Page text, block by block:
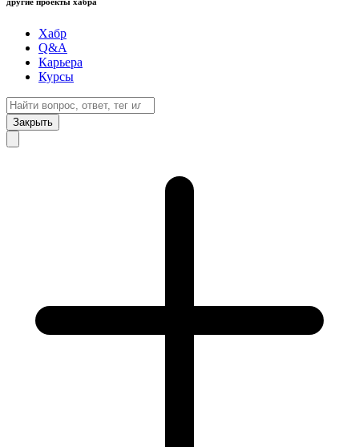
Хабр
Q&A
Карьера
Курсы
Закрыть